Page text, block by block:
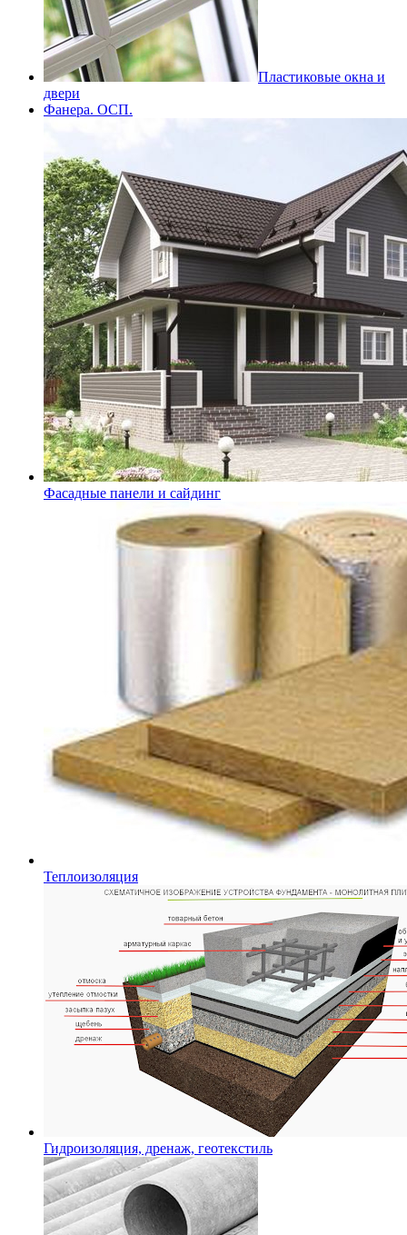
Пластиковые окна и
двери
Фанера. ОСП.
Фасадные панели и сайдинг
Теплоизоляция
Гидроизоляция, дренаж, геотекстиль